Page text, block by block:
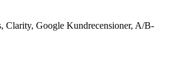
Clarity, Google Kundrecensioner, A/B-